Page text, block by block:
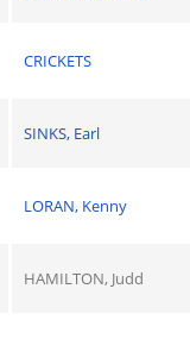
CRICKETS
SINKS, Earl
LORAN, Kenny
HAMILTON, Judd